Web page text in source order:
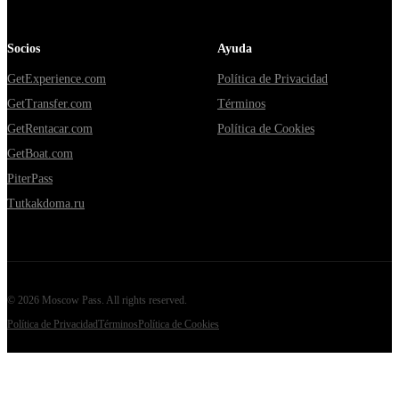
Socios
GetExperience.com
GetTransfer.com
GetRentacar.com
GetBoat.com
PiterPass
Tutkakdoma.ru
Ayuda
Política de Privacidad
Términos
Política de Cookies
© 2026 Moscow Pass. All rights reserved.
Política de PrivacidadTérminosPolítica de Cookies